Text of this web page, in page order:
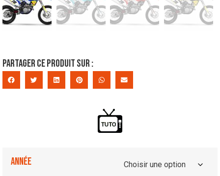
Partager ce produit sur :
Année